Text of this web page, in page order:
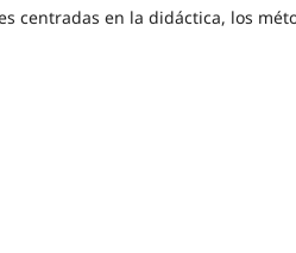
centradas en la didáctica, los